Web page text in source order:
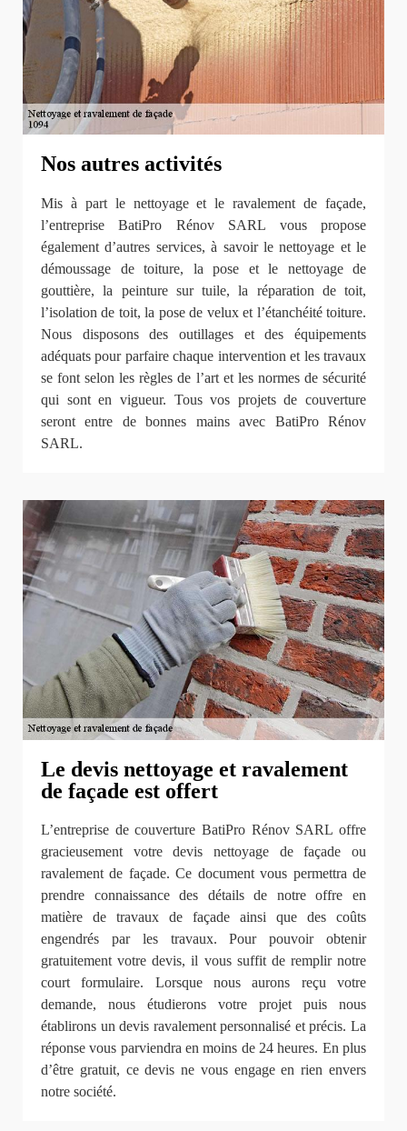
Nos autres activités
Mis à part le nettoyage et le ravalement de façade,
l’entreprise BatiPro Rénov SARL vous propose
également d’autres services, à savoir le nettoyage et le
démoussage de toiture, la pose et le nettoyage de
gouttière, la peinture sur tuile, la réparation de toit,
l’isolation de toit, la pose de velux et l’étanchéité toiture.
Nous disposons des outillages et des équipements
adéquats pour parfaire chaque intervention et les travaux
se font selon les règles de l’art et les normes de sécurité
qui sont en vigueur. Tous vos projets de couverture
seront entre de bonnes mains avec BatiPro Rénov
SARL.
Le devis nettoyage et ravalement
de façade est offert
L’entreprise de couverture BatiPro Rénov SARL offre
gracieusement votre devis nettoyage de façade ou
ravalement de façade. Ce document vous permettra de
prendre connaissance des détails de notre offre en
matière de travaux de façade ainsi que des coûts
engendrés par les travaux. Pour pouvoir obtenir
gratuitement votre devis, il vous suffit de remplir notre
court formulaire. Lorsque nous aurons reçu votre
demande, nous étudierons votre projet puis nous
établirons un devis ravalement personnalisé et précis. La
réponse vous parviendra en moins de 24 heures. En plus
d’être gratuit, ce devis ne vous engage en rien envers
notre société.